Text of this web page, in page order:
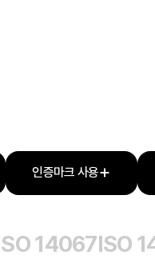
인증마크 사용
14067ISO